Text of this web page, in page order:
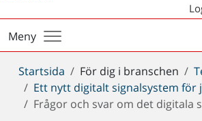
Meny
Du
är
här:
Startsida För dig i branschen
Ett nytt digitalt signalsystem för
Frågor och svar om det digitala